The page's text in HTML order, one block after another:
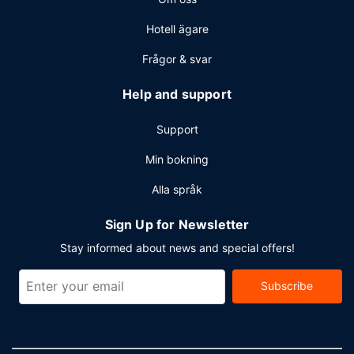
Hotell ägare
Frågor & svar
Help and support
Support
Min bokning
Alla språk
Sign Up for Newsletter
Stay informed about news and special offers!
Subscribe